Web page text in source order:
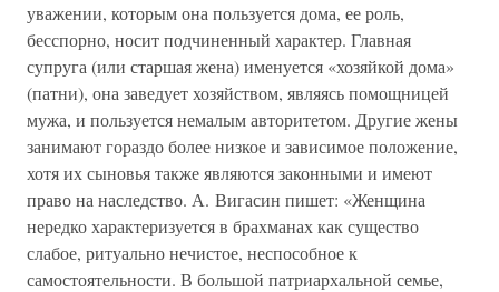
уважении, которым она пользуется дома, ее роль,
бесспорно, носит подчиненный характер. Главная
супруга (или старшая жена) именуется «хозяйкой дома»
(патни), она заведует хозяйством, являясь помощницей
мужа, и пользуется немалым авторитетом. Другие жены
занимают гораздо более низкое и зависимое положение,
хотя их сыновья также являются законными и имеют
право на наследство. А. Вигасин пишет: «Женщина
нередко характеризуется в брахманах как существо
слабое, ритуально нечистое, неспособное к
самостоятельности. В большой патриархальной семье,